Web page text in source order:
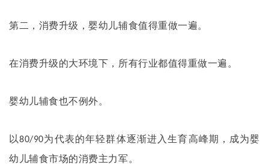
第二，消费升级，婴幼儿辅食值得重做一遍。
在消费升级的大环境下，所有行业都值得重做一遍。
婴幼儿辅食也不例外。
以80/90为代表的年轻群体逐渐进入生育高峰期，成为婴
幼儿辅食市场的消费主力军。